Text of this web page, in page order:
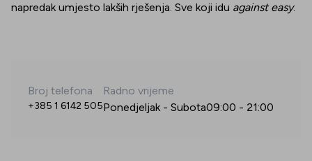
napredak umjesto lakših rješenja. Sve koji idu against easy.
Broj telefona
+385 1 6142 505
Radno vrijeme
Ponedjeljak - Subota09:00 - 21:00